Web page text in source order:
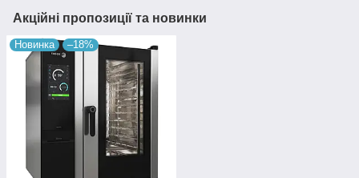
Акційні пропозиції та новинки
Новинка –18%